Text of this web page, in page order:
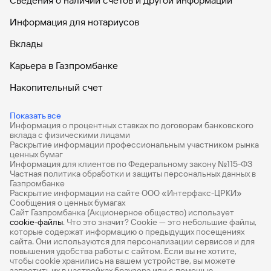
вознаграждение за прием и обработку поручений по
телефону — дополнительно 100 руб. за каждое
поручение на сделку. За поручения на отмену ранее
поданных поручений на сделку вознаграждение не
взимается.
Комиссия брокера включает комиссию биржи.
Информация для нотариусов
Вклады
Карьера в Газпромбанке
Накопительный счет
Показать все
Дебетовые карты с бесплатным обслуживанием
Все накопительные счета
Банковские вклады на 3 месяца
Вклады с высоким процентом
Калькулятор вкладов
Виртуальные карты
Премиум
Информация о процентных ставках по договорам банковского
вклада с физическими лицами
Раскрытие информации профессиональным участником рынка
ценных бумаг
Информация для клиентов по Федеральному закону №115-ФЗ
Частная политика обработки и защиты персональных данных в
Газпромбанке
Раскрытие информации на сайте ООО «Интерфакс-ЦРКИ»
Сообщения о ценных бумагах
Сайт Газпромбанка (Акционерное общество) использует
cookie-файлы. Что это значит? Сookie — это небольшие файлы,
которые содержат информацию о предыдущих посещениях
сайта. Они используются для персонализации сервисов и для
повышения удобства работы с сайтом. Если вы не хотите,
чтобы сookie хранились на вашем устройстве, вы можете